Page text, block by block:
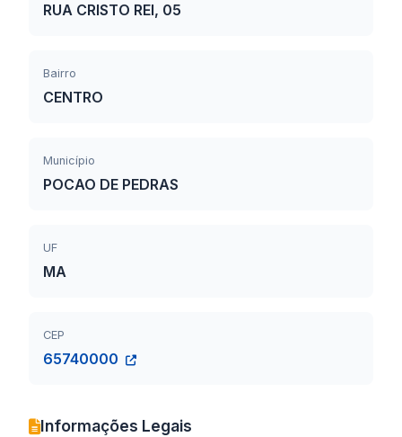
RUA CRISTO REI, 05
Bairro
CENTRO
Município
POCAO DE PEDRAS
UF
MA
CEP
65740000
Informações Legais